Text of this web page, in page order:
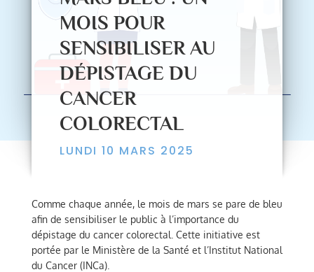
MOIS POUR
SENSIBILISER AU
DÉPISTAGE DU
CANCER
COLORECTAL
LUNDI 10 MARS 2025
Comme chaque année, le mois de mars se pare de bleu
afin de sensibiliser le public à l’importance du
dépistage du cancer colorectal. Cette initiative est
portée par le Ministère de la Santé et l’Institut National
du Cancer (INCa).